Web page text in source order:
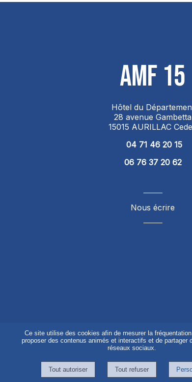
AMF 15
Hôtel du
28 avenue Gambetta
15015 AURILLAC
04 71 46 20 15
06 76 37 20 62
Nous écrire
Création et hébergement du
Ce site utilise des cookies afin de mesurer la
proposer des contenus animés et interactifs et de partager
réseaux sociaux.